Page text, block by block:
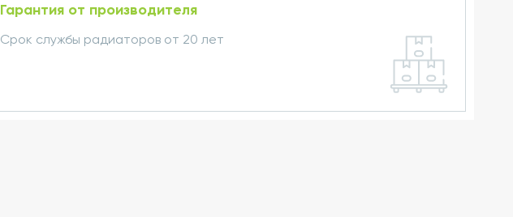
Гарантия от производителя
Срок службы радиаторов от 20 лет